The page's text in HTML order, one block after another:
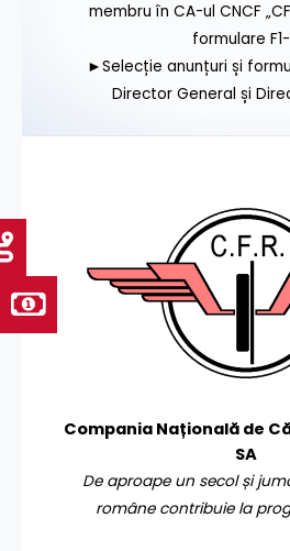
membru în CA-ul CNCF
formulare
►Selecție anunțuri și
Director General și
Compania Națională de
SA
De aproape un secol și
române contribuie la